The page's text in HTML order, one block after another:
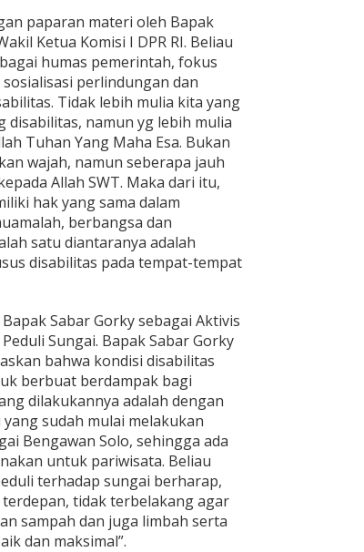
paparan materi oleh Bapak
Ketua Komisi I DPR RI. Beliau
humas pemerintah, fokus
perlindungan dan
Tidak lebih mulia kita yang
disabilitas, namun yg lebih mulia
Tuhan Yang Maha Esa. Bukan
wajah, namun seberapa jauh
Allah SWT. Maka dari itu,
hak yang sama dalam
berbangsa dan
satu diantaranya adalah
disabilitas pada tempat-tempat
Sabar Gorky sebagai Aktivis
Sungai. Bapak Sabar Gorky
bahwa kondisi disabilitas
berbuat berdampak bagi
dilakukannya adalah dengan
sudah mulai melakukan
Bengawan Solo, sehingga ada
untuk pariwisata. Beliau
terhadap sungai berharap,
tidak terbelakang agar
sampah dan juga limbah serta
dan maksimal”.